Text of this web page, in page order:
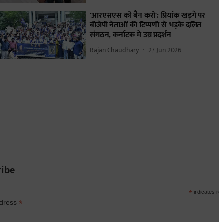
'आरएसएस को बैन करो': प्रियांक खड़गे पर
बीजेपी नेताओं की टिप्पणी से भड़के दलित
संगठन, कर्नाटक में उग्र प्रदर्शन
Rajan Chaudhary 27 Jun 2026
* indicates
*